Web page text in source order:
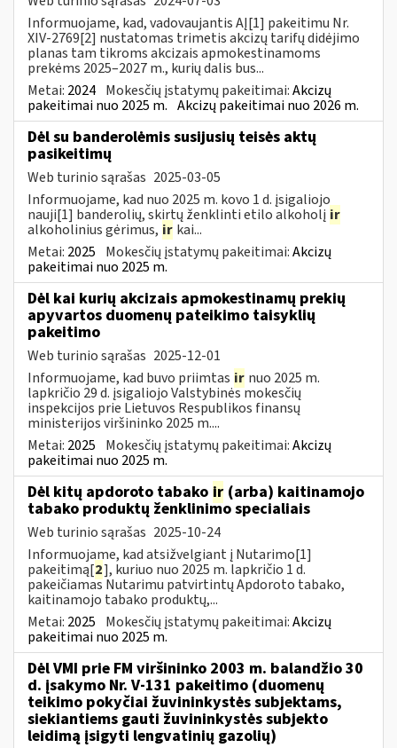
Informuojame, kad, vadovaujantis AĮ[1] pakeitimu Nr.
XIV-2769[2] nustatomas trimetis akcizų tarifų didėjimo
planas tam tikroms akcizais apmokestinamoms
prekėms 2025–2027 m., kurių dalis bus...
Metai: 2024 Mokesčių įstatymų pakeitimai:Akcizų
pakeitimai nuo 2025 m. Akcizų pakeitimai nuo 2026 m.
Dėl su banderolėmis susijusių teisės aktų
pasikeitimų
Web turinio sąrašas 2025-03-05
Informuojame, kad nuo 2025 m. kovo 1 d. įsigaliojo
nauji[1] banderolių, skirtų ženklinti etilo alkoholį ir
alkoholinius gėrimus, ir kai...
Metai: 2025 Mokesčių įstatymų pakeitimai:Akcizų
pakeitimai nuo 2025 m.
Dėl kai kurių akcizais apmokestinamų prekių
apyvartos duomenų pateikimo taisyklių
pakeitimo
Web turinio sąrašas 2025-12-01
Informuojame, kad buvo priimtas ir nuo 2025 m.
lapkričio 29 d. įsigaliojo Valstybinės mokesčių
inspekcijos prie Lietuvos Respublikos finansų
ministerijos viršininko 2025 m....
Metai: 2025 Mokesčių įstatymų pakeitimai:Akcizų
pakeitimai nuo 2025 m.
Dėl kitų apdoroto tabako ir (arba) kaitinamojo
tabako produktų ženklinimo specialiais
Web turinio sąrašas 2025-10-24
Informuojame, kad atsižvelgiant į Nutarimo[1]
pakeitimą[2], kuriuo nuo 2025 m. lapkričio 1 d.
pakeičiamas Nutarimu patvirtintų Apdoroto tabako,
kaitinamojo tabako produktų,...
Metai: 2025 Mokesčių įstatymų pakeitimai:Akcizų
pakeitimai nuo 2025 m.
Dėl VMI prie FM viršininko 2003 m. balandžio 30
d. įsakymo Nr. V-131 pakeitimo (duomenų
teikimo pokyčiai žuvininkystės subjektams,
siekiantiems gauti žuvininkystės subjekto
leidimą įsigyti lengvatinių gazolių)